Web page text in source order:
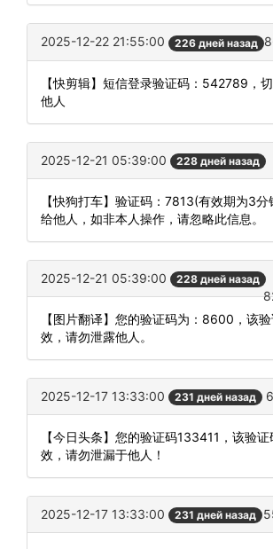
2025-12-22 21:55:00 226 дней назад
【快剪辑】短信登录验证码：542789，
他人
2025-12-21 05:39:00 228 дней назад
【快狗打车】验证码：7813(有效期为3
给他人，如非本人操作，请忽略此信息。
2025-12-21 05:39:00 228 дней назад
【图片翻译】您的验证码为：8600，该
效，请勿泄露他人。
2025-12-17 13:33:00 231 дней назад
【今日头条】您的验证码133411，该验
效，请勿泄漏于他人！
2025-12-17 13:33:00 231 дней назад